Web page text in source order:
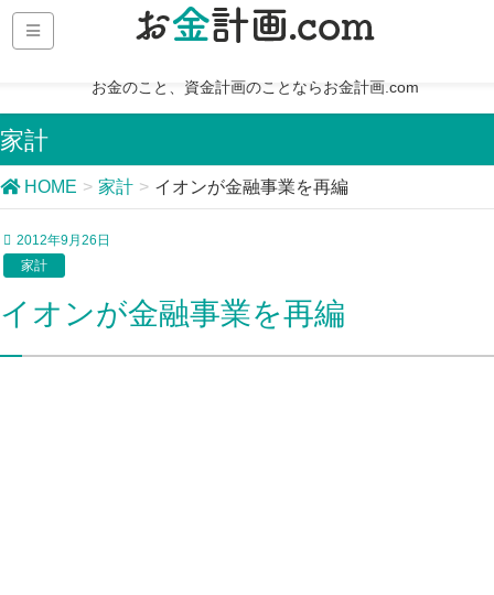
お金のこと、資金計画のことならお金計画.com
家計
HOME 家計 イオンが金融事業を再編
2012年9月26日
家計
イオンが金融事業を再編